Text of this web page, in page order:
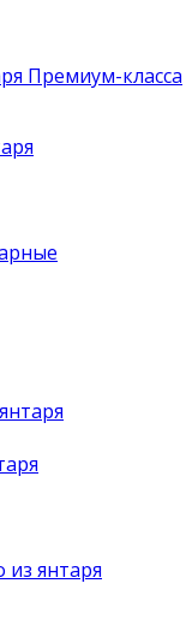
Премиум-класса
янтаря